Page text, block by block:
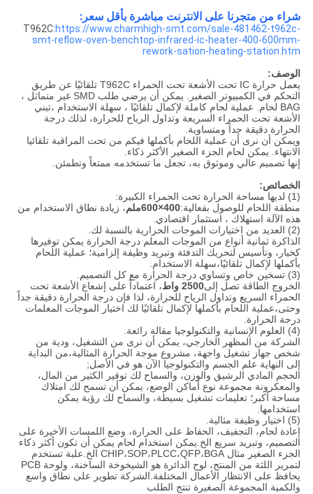
شراء من متجرنا على الانترنت مباشرة بأقل سعر:
T962C:https://www.charmhigh-smt.com/sale-481462-t962c-
smt-reflow-oven-benchtop-infrared-ic-heater-400-600mm-
rework-sation-heating-station.htm
الوصف:
يعمل حرارة IC تحت الأشعة تحت الحمراء T962C تلقائيًا عن طريق
التحكم في الكمبيوتر الصغير. يمكن أن يرضي طلب SMD غير متماثل ،
BAG لحام. عملية لحام كاملة لإكمال تلقائيًا ، سهلة الاستخدام ،تبني
الأشعة تحت الحمراء السريعة وتداول الرياح للحرارة، لذلك درجة
الحرارة دقيقة جداً ومتساوية.
ويمكن أن نرى أن عملية اللحام بأكملها فيكم من تحت المراقبة تلقائيا
الانتهاء. يمكن لحام الجزء الصغير الأكثر ذكاء.
إنها تصميم عالي وموثوق به، تجعل ما تستخدمه ممتعاً وتطمئن.
الخصائص:
(1) لديها مساحة الحرارة تحت الحمراء الكبيرة:
منطقة اللحام للوصول بفعالية:400×600ملم
، زيادة نطاق الاستخدام من
هذه الآلة استهلاك ، استثمار اقتصادي.
(2) العديد من اختيارات الموجات الحرارية بالنسبة لك.
الذاكرة ثمانية أنواع من الموجات المعلم درجة الحرارة يمكن توفيرها
كخيار، وتأسيس لتحريك التدفئة وتبريد وظيفة إلزامية؛ عملية اللحام
بأكملها لإكمال تلقائيًا،سهلة الاستخدام.
(3) تسخين خاص وتساوي درجة الحرارة مع كل التصميم.
الخروج الطاقة تصل إلى2500 واط
، اعتماداً على إشعاع الأشعة تحت
الحمراء السريع وتداول الرياح للحرارة، لذا فإن درجة الحرارة دقيقة جداً
وحتى،عملية اللحام بأكملها لإكمال تلقائيًا لك اختيار الموجات المعلمات
درجة الحرارة.
(4) العلوم الإنسانية والتكنولوجيا مقالة رائعة.
الشركة من المظهر الخارجي، يمكن أن نرى من التشغيل، ودية من
شخص جهاز تشغيل واجهة، مشروع موجة الحرارة المثالية،من البداية
إلى النهاية علم الجسم والتكنولوجيا الآن هو في الأصل;
الحجم المادي الرشيق والوزن، والسماح لك توفير الكثير من المال،
والمعكرونة مجموعة نوع أماكن الوضع، يمكن أن تسمح لك امتلاك
مساحة أكبر؛ تعليمات تشغيل بسيطة، والسماح لك رؤية يمكن
استخدامها.
(5) اختيار وظيفة مثالية.
إعادة لحام، التجفيف، الحفاظ على الحرارة، وضع اللمسات الأخيرة على
التصميم، وتبريد سريع الخ.يمكن استخدام لحام يمكن أن تكون أكثر ذكاء
الجزء الصغير مثال CHIP،SOP،PLCC،QFP،BGA الخ.علبة تستخدم
لتمرير اللثة من المنتج، لوح الدائرة هو الشيخوخة الساخنة، ولوحة PCB
يحافظ على الانتظار الأعمال المختلفة.الشركة تطوير على نطاق واسع
والكمية المجموعة الصغيرة تنتج الطلب